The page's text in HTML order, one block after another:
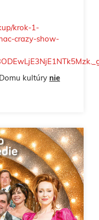
krok-1-
crazy-show-
kultúry nie